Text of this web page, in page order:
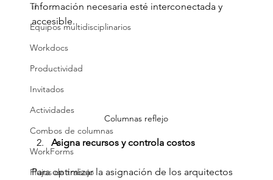
TI
Equipos multidisciplinarios
Workdocs
Productividad
Invitados
Actividades
Combos de columnas
WorkForms
Flujos de trabajo
información necesaria esté interconectada y
accesible.
Columnas reflejo
Asigna recursos y controla costos
Para optimizar la asignación de los arquitectos